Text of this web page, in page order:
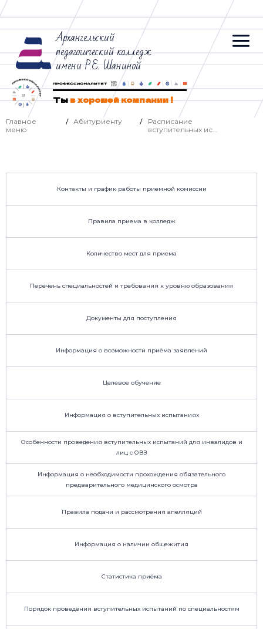
Архангельский
педагогический колледж
имени Р.Е. Шаниной
Тыв хорошей компании !
Главное
меню
/ Абитуриенту /
Расписание
вступительных ис...
Контакты и график работы приемной комиссии
Правила приема в колледж
Количество мест для приема
Перечень специальностей и требования к уровню образования
Документы для поступления
Информация о возможности приёма заявлений
Целевое обучение
Информация о вступительных испытаниях
Особенности проведения вступительных испытаний для инвалидов и
лиц с ОВЗ
Информация о необходимости прохождения обязательного
предварительного медицинского осмотра
Правила подачи и рассмотрения апелляций
Информация о наличии общежития
Статистика приёма
Порядок проведения вступительных испытаний по специальностям